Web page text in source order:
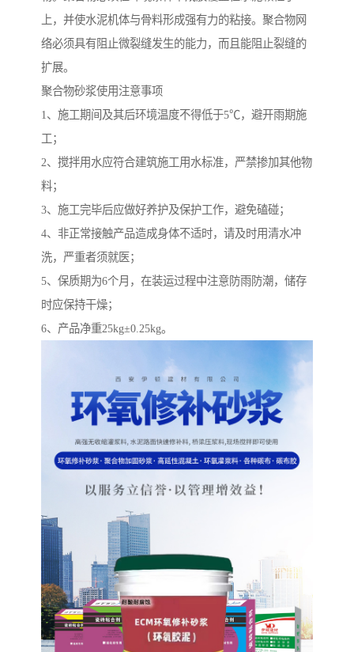
上，并使水泥机体与骨料形成强有力的粘接。聚合物网
络必须具有阻止微裂缝发生的能力，而且能阻止裂缝的
扩展。
聚合物砂浆使用注意事项
1、施工期间及其后环境温度不得低于5℃，避开雨期施
工；
2、搅拌用水应符合建筑施工用水标准，严禁掺加其他物
料；
3、施工完毕后应做好养护及保护工作，避免磕碰；
4、非正常接触产品造成身体不适时，请及时用清水冲
洗，严重者须就医；
5、保质期为6个月，在装运过程中注意防雨防潮，储存
时应保持干燥；
6、产品净重25kg±0.25kg。